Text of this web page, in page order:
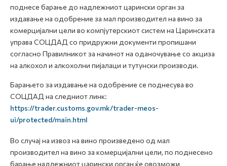
поднесе барање до надлежниот царински орган за
издавање на одобрение за мал производител на вино за
комерцијални цели во компјутерскиот систем на Царинската
управа СОЦДАД со придружни документи пропишани
согласно Правилникот за начинот на оданочување со акциза
на алкохол и алкохолни пијалаци и тутунски производи.
Барањето за издавање на одобрение се поднесува во
СОЦДАД на следниот линк:
https://trader.customs.gov.mk/trader-meos-
ui/protected/main.html
Во случај на извоз на вино произведено од мал
производител на вино за комерцијални цели, по поднесено
барање надлежниот царински орган ќе овозможи